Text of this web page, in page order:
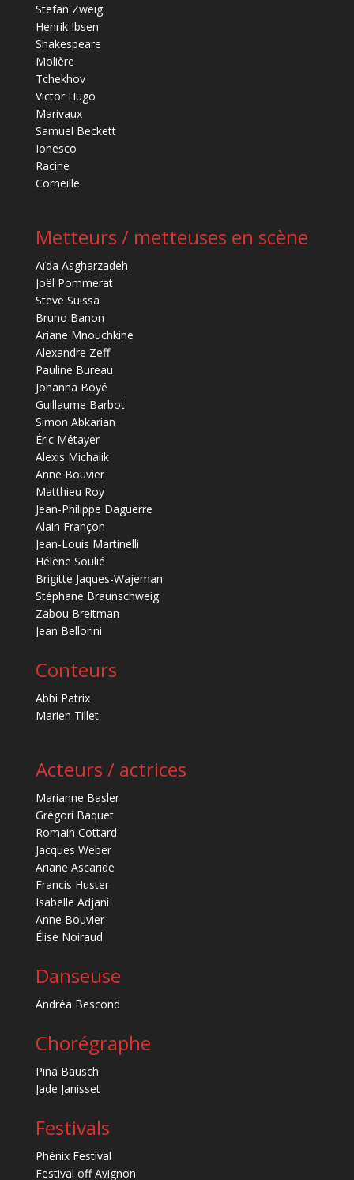
Stefan Zweig
Henrik Ibsen
Shakespeare
Molière
Tchekhov
Victor Hugo
Marivaux
Samuel Beckett
Ionesco
Racine
Corneille
Metteurs / metteuses en scène
Aïda Asgharzadeh
Joël Pommerat
Steve Suissa
Bruno Banon
Ariane Mnouchkine
Alexandre Zeff
Pauline Bureau
Johanna Boyé
Guillaume Barbot
Simon Abkarian
Éric Métayer
Alexis Michalik
Anne Bouvier
Matthieu Roy
Jean-Philippe Daguerre
Alain Françon
Jean-Louis Martinelli
Hélène Soulié
Brigitte Jaques-Wajeman
Stéphane Braunschweig
Zabou Breitman
Jean Bellorini
Conteurs
Abbi Patrix
Marien Tillet
Acteurs / actrices
Marianne Basler
Grégori Baquet
Romain Cottard
Jacques Weber
Ariane Ascaride
Francis Huster
Isabelle Adjani
Anne Bouvier
Élise Noiraud
Danseuse
Andréa Bescond
Chorégraphe
Pina Bausch
Jade Janisset
Festivals
Phénix Festival
Festival off Avignon